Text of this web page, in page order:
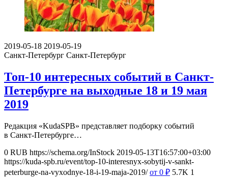
2019-05-18 2019-05-19
Санкт-Петербург Санкт-Петербург
Топ-10 интересных событий в Санкт-
Петербурге на выходные 18 и 19 мая
2019
Редакция «KudaSPB» представляет подборку событий
в Санкт-Петербурге…
0 RUB https://schema.org/InStock 2019-05-13T16:57:00+03:00
https://kuda-spb.ru/event/top-10-interesnyx-sobytij-v-sankt-
peterburge-na-vyxodnye-18-i-19-maja-2019/ от 0 ₽ 5.7K 1